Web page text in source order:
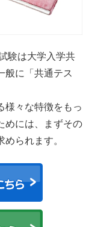
験は大学入学共
般に「 共通テス
様々な特徴をもっ
めには、まずその
られます。